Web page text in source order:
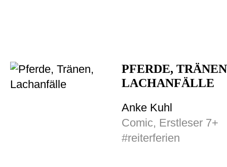
PFERDE,
LACHANFÄLLE
Anke Kuhl
Comic, Erstleser 7+
#reiterferien